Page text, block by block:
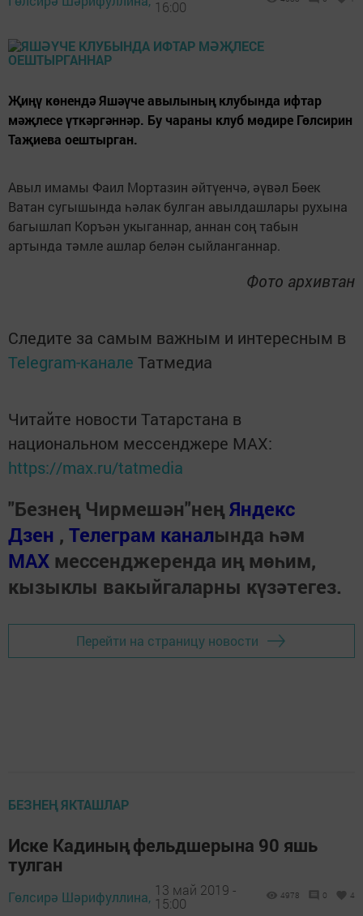
16:00
Җиңү көнендә Яшәүче авылының клубында ифтар
мәҗлесе үткәргәннәр. Бу чараны клуб мөдире Гөлсирин
Таҗиева оештырган.
Авыл имамы Фаил Мортазин әйтүенчә, әүвәл Бөек
Ватан сугышында һәлак булган авылдашлары рухына
багышлап Коръән укыганнар, аннан соң табын
артында тәмле ашлар белән сыйланганнар.
Фото архивтан
Следите за самым важным и интересным в
Telegram-канале Татмедиа
Читайте новости Татарстана в
национальном мессенджере MАХ:
https://max.ru/tatmedia
"Безнең Чирмешән"неңЯндекс
Дзен , Телеграм каналында һәм
МАХ мессенджеренда иң мөһим,
кызыклы вакыйгаларны күзәтегез.
Перейти на страницу новости
БЕЗНЕҢ ЯКТАШЛАР
Иске Кадиның фельдшерына 90 яшь
тулган
Гөлсирә Шәрифуллина, 13 май 2019 -
15:00
4978 0 4